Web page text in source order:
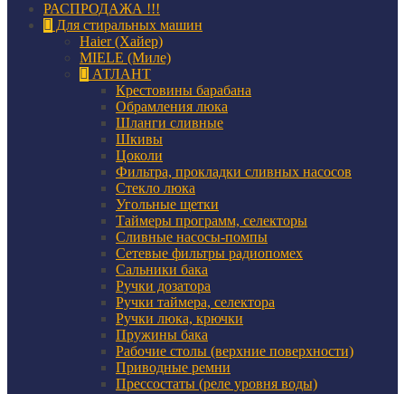
РАСПРОДАЖА !!!
Для стиральных машин
Haier (Хайер)
MIELE (Миле)
АТЛАНТ
Крестовины барабана
Обрамления люка
Шланги сливные
Шкивы
Цоколи
Фильтра, прокладки сливных насосов
Стекло люка
Угольные щетки
Таймеры программ, селекторы
Сливные насосы-помпы
Сетевые фильтры радиопомех
Сальники бака
Ручки дозатора
Ручки таймера, селектора
Ручки люка, крючки
Пружины бака
Рабочие столы (верхние поверхности)
Приводные ремни
Прессостаты (реле уровня воды)